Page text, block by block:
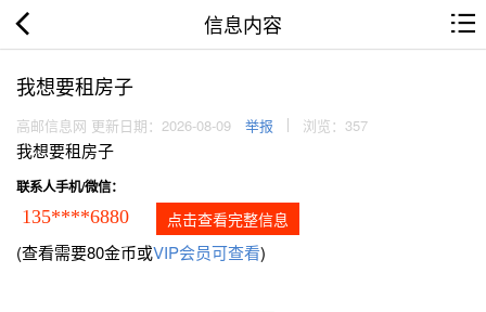
信息内容
我想要租房子
高邮信息网 更新日期：2026-08-09 举报 浏览：357
我想要租房子
联系人手机/微信：
135****6880 点击查看完整信息
(查看需要80金币或VIP会员可查看)